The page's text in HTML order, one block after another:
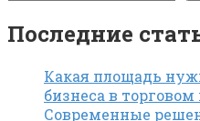
Последние
Какая площадь
бизнеса в торговом
Современные